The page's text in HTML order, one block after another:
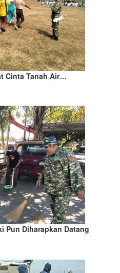
Cinta Tanah Air…
Pun Diharapkan Datang